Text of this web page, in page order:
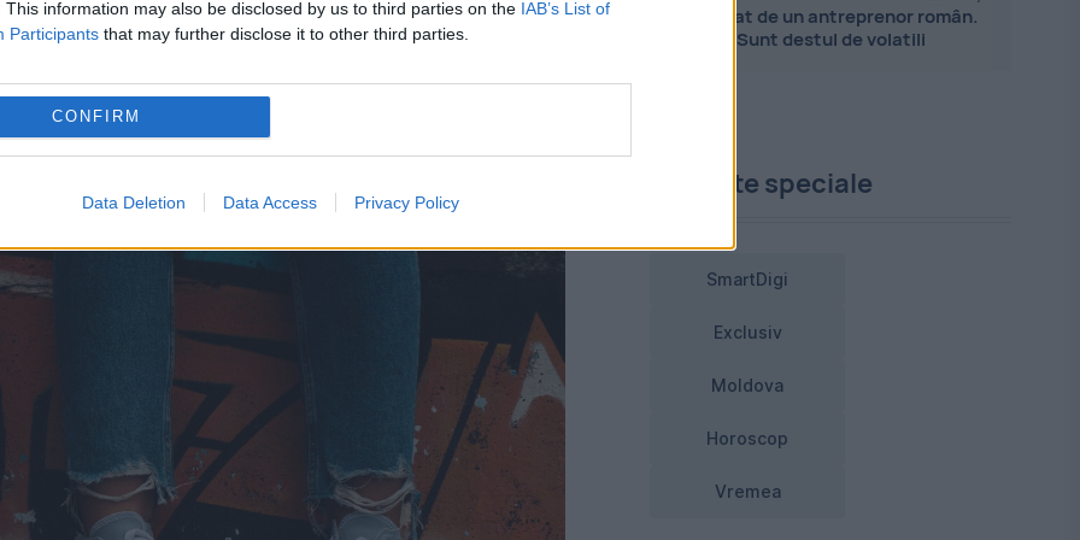
This information may also be disclosed by us to third parties on the IAB’s List of
Participants that may further disclose it to other third parties.
CONFIRM
Data Deletion Data Access Privacy Policy
așa că ajustareagarderobei, inclusiv a
facem cu încălțările de vară, purtate până de
încât să le avem și anul viitor?
de vară-toamnă sau le întreținem, încât să ne
explicat de un antreprenor român.
Sunt destul de volatili
Proiecte speciale
SmartDigi
Exclusiv
Moldova
Horoscop
Vremea